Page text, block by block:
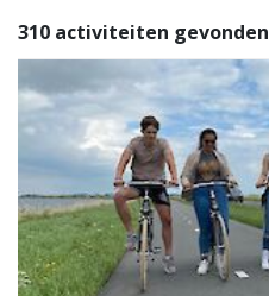
310 activiteiten gevonden